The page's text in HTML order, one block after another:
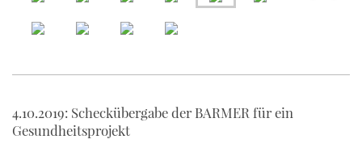
4.10.2019: Scheckübergabe der BARMER für ein
Gesundheitsprojekt